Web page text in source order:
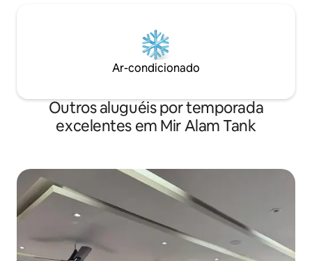
Ar-condicionado
Outros aluguéis por temporada
excelentes em Mir Alam Tank